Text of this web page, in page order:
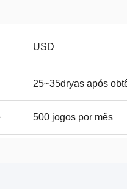
USD
25~35dryas após
500 jogos por mês